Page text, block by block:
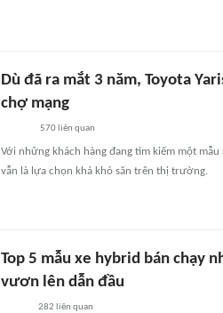
Dù đã ra mắt 3 năm, Toyota
chợ mạng
570 liên quan
Với những khách hàng đang tìm kiếm một mẫu
vẫn là lựa chọn khá khó săn trên thị trường.
Top 5 mẫu xe hybrid bán chạy
vươn lên dẫn đầu
282 liên quan